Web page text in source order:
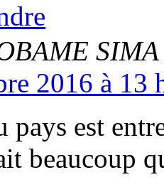
SIMA
2016 à
pays est
beaucoup